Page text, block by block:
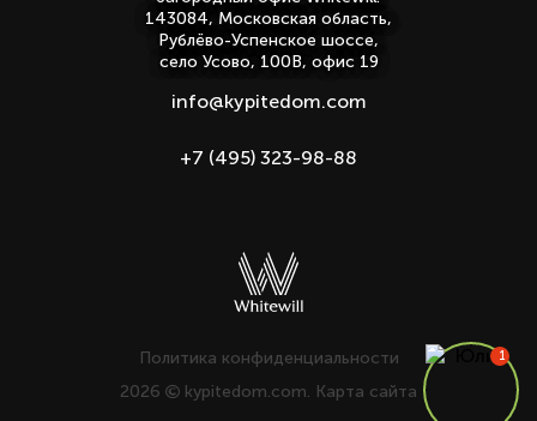
143084, Московская область,
Рублёво-Успенское шоссе,
село Усово, 100В, офис 19
info@kypitedom.com
+7 (495) 323-98-88
Политика конфиденциальности
2026
kypitedom.com. Карта сайта